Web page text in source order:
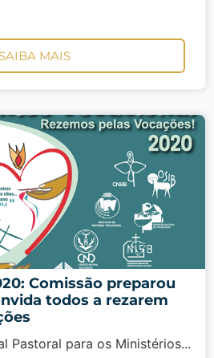
SAIBA MAIS
Comissão preparou
todos a rezarem
Pastoral para os Ministérios...